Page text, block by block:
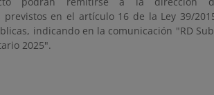
en el artículo 16 de la Ley 39/
indicando en la comunicación "RD
2025".